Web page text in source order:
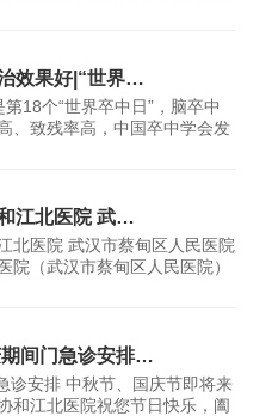
效果好|“世界…
18个“世界卒中日”，脑卒中
、致残率高，中国卒中学会发
江北医院 武…
北医院 武汉市蔡甸区人民医院
院（武汉市蔡甸区人民医院）
间门急诊安排…
诊安排 中秋节、国庆节即将来
和江北医院祝您节日快乐，阖